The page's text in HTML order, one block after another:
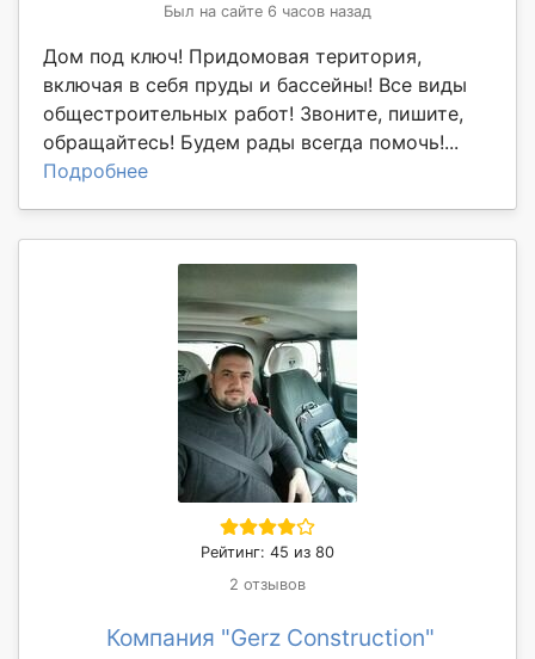
Был на сайте 6 часов назад
Дом под ключ! Придомовая територия,
включая в себя пруды и бассейны! Все виды
общестроительных работ! Звоните, пишите,
обращайтесь! Будем рады всегда помочь!...
Подробнее
Рейтинг: 45 из 80
2 отзывов
Компания "Gerz Construction"